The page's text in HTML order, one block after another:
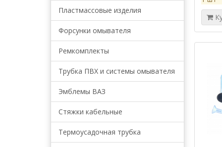
Пластмассовые изделия
Форсунки омывателя
Ремкомплекты
Трубка ПВХ и системы омывателя
Эмблемы ВАЗ
Стяжки кабельные
Термоусадочная трубка